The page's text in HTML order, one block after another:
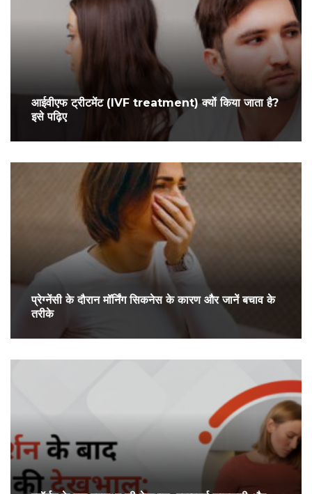
आईवीएफ ट्रीटमेंट (IVF treatment) क्यों किया जाता है?
इसे पढ़िए
प्रेग्‍नेंसी के दौरान मॉर्निंग सिकनेस के कारण और जानें बचाव के
तरीके